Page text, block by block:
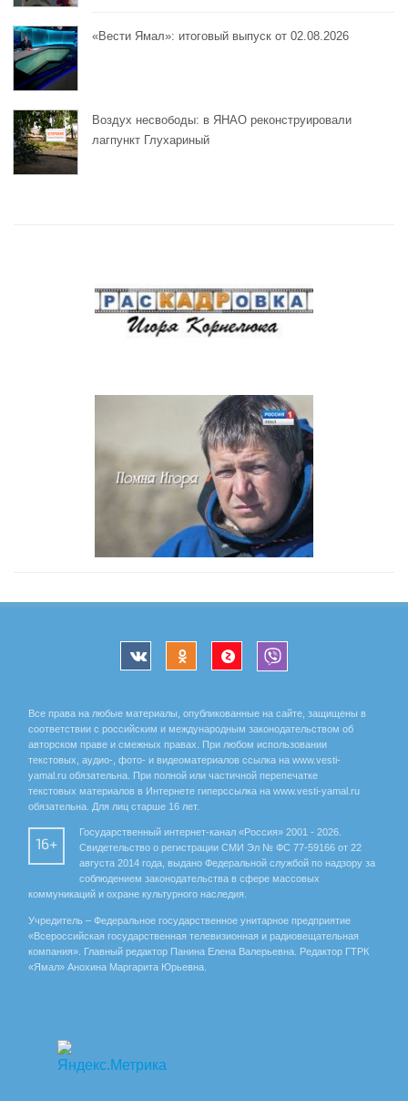
«Вести Ямал»: итоговый выпуск от 02.08.2026
Воздух несвободы: в ЯНАО реконструировали
лагпункт Глухариный
Все права на любые материалы, опубликованные на сайте, защищены в
соответствии с российским и международным законодательством об
авторском праве и смежных правах. При любом использовании
текстовых, аудио-, фото- и видеоматериалов ссылка на www.vesti-
yamal.ru обязательна. При полной или частичной перепечатке
текстовых материалов в Интернете гиперссылка на www.vesti-yamal.ru
обязательна. Для лиц старше 16 лет.
16+
Государственный интернет-канал «Россия» 2001 - 2026.
Свидетельство о регистрации СМИ Эл № ФС 77-59166 от 22
августа 2014 года, выдано Федеральной службой по надзору за
соблюдением законодательства в сфере массовых
коммуникаций и охране культурного наследия.
Учредитель – Федеральное государственное унитарное предприятие
«Всероссийская государственная телевизионная и радиовещательная
компания». Главный редактор Панина Елена Валерьевна. Редактор ГТРК
«Ямал» Анохина Маргарита Юрьевна.